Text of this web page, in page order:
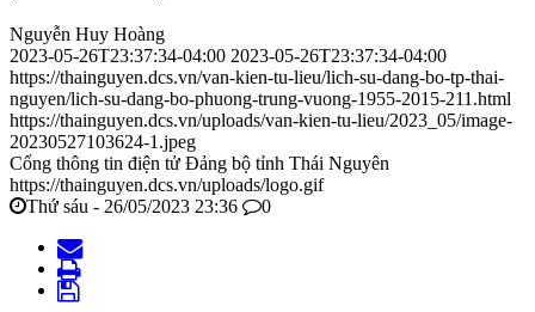
Nguyễn Huy Hoàng
2023-05-26T23:37:34-04:00 2023-05-26T23:37:34-04:00
https://thainguyen.dcs.vn/van-kien-tu-lieu/lich-su-dang-bo-tp-thai-
nguyen/lich-su-dang-bo-phuong-trung-vuong-1955-2015-211.html
https://thainguyen.dcs.vn/uploads/van-kien-tu-lieu/2023_05/image-
20230527103624-1.jpeg
Cổng thông tin điện tử Đảng bộ tỉnh Thái Nguyên
https://thainguyen.dcs.vn/uploads/logo.gif
Thứ sáu - 26/05/2023 23:36
0